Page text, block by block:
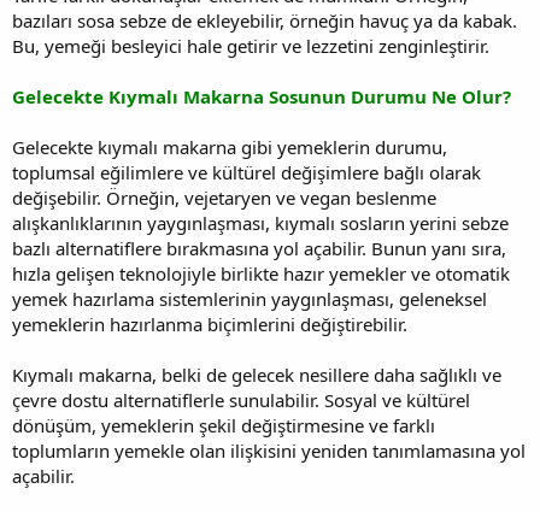
bazıları sosa sebze de ekleyebilir, örneğin havuç ya da kabak.
Bu, yemeği besleyici hale getirir ve lezzetini zenginleştirir.
Gelecekte Kıymalı Makarna Sosunun Durumu Ne Olur?
Gelecekte kıymalı makarna gibi yemeklerin durumu,
toplumsal eğilimlere ve kültürel değişimlere bağlı olarak
değişebilir. Örneğin, vejetaryen ve vegan beslenme
alışkanlıklarının yaygınlaşması, kıymalı sosların yerini sebze
bazlı alternatiflere bırakmasına yol açabilir. Bunun yanı sıra,
hızla gelişen teknolojiyle birlikte hazır yemekler ve otomatik
yemek hazırlama sistemlerinin yaygınlaşması, geleneksel
yemeklerin hazırlanma biçimlerini değiştirebilir.
Kıymalı makarna, belki de gelecek nesillere daha sağlıklı ve
çevre dostu alternatiflerle sunulabilir. Sosyal ve kültürel
dönüşüm, yemeklerin şekil değiştirmesine ve farklı
toplumların yemekle olan ilişkisini yeniden tanımlamasına yol
açabilir.